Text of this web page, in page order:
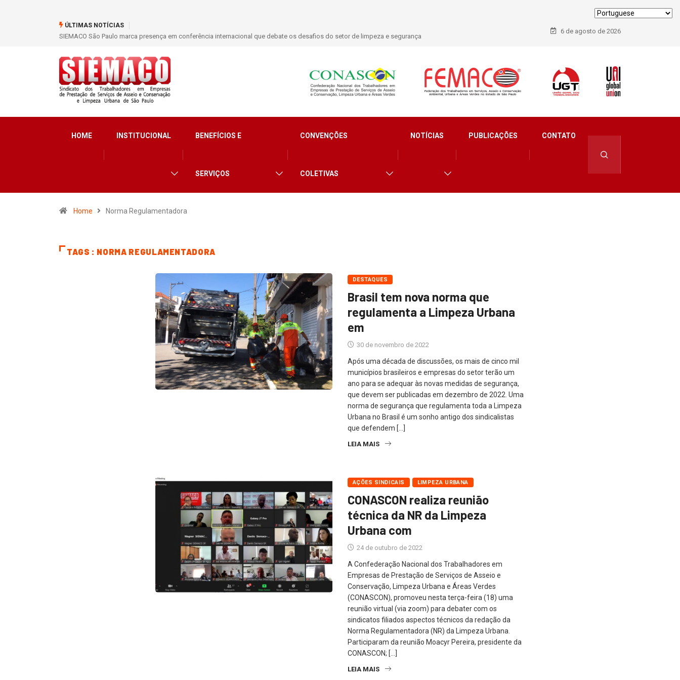
ÚLTIMAS NOTÍCIAS
SIEMACO São Paulo marca presença em conferência internacional que debate os desafios do setor de limpeza e segurança
6 de agosto de 2026
HOME INSTITUCIONAL BENEFÍCIOS E
SERVIÇOS
CONVENÇÕES
COLETIVAS
NOTÍCIAS PUBLICAÇÕES CONTATO
Home Norma Regulamentadora
TAGS : NORMA REGULAMENTADORA
DESTAQUES
Brasil tem nova norma que
regulamenta a Limpeza Urbana
em
30 de novembro de 2022
Após uma década de discussões, os mais de cinco mil
municípios brasileiros e empresas do setor terão um
ano para se adequar às novas medidas de segurança,
que devem ser publicadas em dezembro de 2022. Uma
norma de segurança que regulamenta toda a Limpeza
Urbana no Brasil é um sonho antigo dos sindicalistas
que defendem […]
LEIA MAIS
AÇÕES SINDICAIS LIMPEZA URBANA
CONASCON realiza reunião
técnica da NR da Limpeza
Urbana com
24 de outubro de 2022
A Confederação Nacional dos Trabalhadores em
Empresas de Prestação de Serviços de Asseio e
Conservação, Limpeza Urbana e Áreas Verdes
(CONASCON), promoveu nesta terça-feira (18) uma
reunião virtual (via zoom) para debater com os
sindicatos filiados aspectos técnicos da redação da
Norma Regulamentadora (NR) da Limpeza Urbana.
Participaram da reunião Moacyr Pereira, presidente da
CONASCON; […]
LEIA MAIS